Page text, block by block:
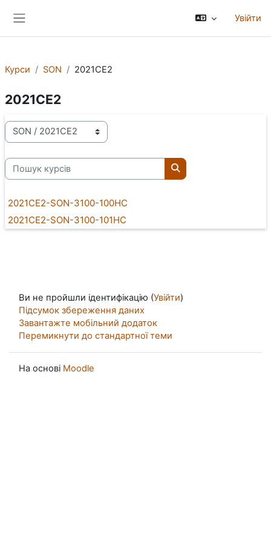
Увійти
Курси SON 2021CE2
2021CE2
Категорії курсів
Пошук курсів
Пошук курсів
2021CE2-SON-3100-100HC
2021CE2-SON-3100-101HC
Ви не пройшли ідентифікацію (Увійти)
Підсумок збереження даних
Завантажте мобільний додаток
Перемикнути до стандартної теми
На основі Moodle